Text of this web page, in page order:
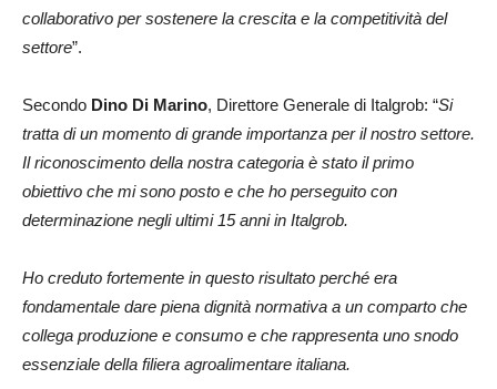
collaborativo per sostenere la crescita e la competitività del
settore”.
Secondo Dino Di Marino, Direttore Generale di Italgrob: “Si
tratta di un momento di grande importanza per il nostro settore.
Il riconoscimento della nostra categoria è stato il primo
obiettivo che mi sono posto e che ho perseguito con
determinazione negli ultimi 15 anni in Italgrob.
Ho creduto fortemente in questo risultato perché era
fondamentale dare piena dignità normativa a un comparto che
collega produzione e consumo e che rappresenta uno snodo
essenziale della filiera agroalimentare italiana.